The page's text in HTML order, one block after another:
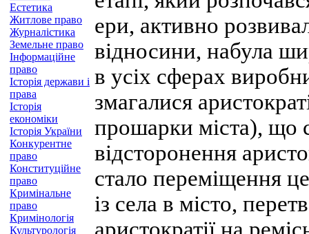
Естетика
Житлове право
Журналістика
Земельне право
Інформаційне
право
Історія держави і
права
Історія
економіки
Історія України
Конкурентне
право
Конституційне
право
Кримінальне
право
Кримінологія
Культурологія
ери, активно
відносини, набула
в усіх сферах
змагалися
прошарки міста), що
відсторонення
стало переміщення
із села в місто,